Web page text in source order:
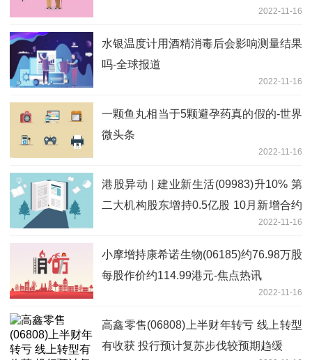
2022-11-16
水银温度计用酒精消毒后会影响测量结果
吗-全球报道
2022-11-16
一颗鱼丸相当于5颗避孕药真的假的-世界
微头条
2022-11-16
港股异动 | 建业新生活(09983)升10% 第
二大机构股东增持0.5亿股 10月新增合约
2022-11-16
小摩增持康希诺生物(06185)约76.98万股
每股作价约114.99港元-焦点热讯
2022-11-16
高鑫零售(06808)上半财年转亏 线上转型
有收获 投行预计复苏步伐较预期趋缓